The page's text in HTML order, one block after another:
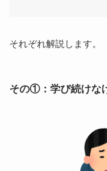
それぞれ解説します。
その①：学び続けな